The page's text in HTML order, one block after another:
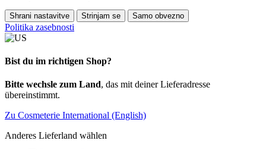
Shrani nastavitve Strinjam se Samo obvezno
Politika zasebnosti
Bist du im richtigen Shop?
Bitte wechsle zum Land, das mit deiner Lieferadresse
übereinstimmt.
Zu Cosmeterie International (English)
Anderes Lieferland wählen